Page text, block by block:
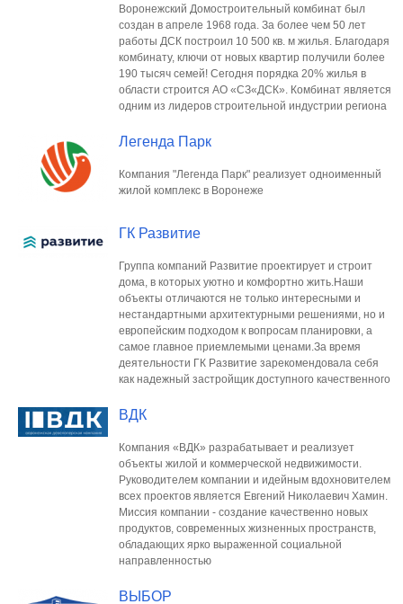
Воронежский Домостроительный комбинат был
создан в апреле 1968 года. За более чем 50 лет
работы ДСК построил 10 500 кв. м жилья. Благодаря
комбинату, ключи от новых квартир получили более
190 тысяч семей! Сегодня порядка 20% жилья в
области строится АО «СЗ«ДСК». Комбинат является
одним из лидеров строительной индустрии региона
Легенда Парк
Компания "Легенда Парк" реализует одноименный
жилой комплекс в Воронеже
ГК Развитие
Группа компаний Развитие проектирует и строит
дома, в которых уютно и комфортно жить.Наши
объекты отличаются не только интересными и
нестандартными архитектурными решениями, но и
европейским подходом к вопросам планировки, а
самое главное приемлемыми ценами.За время
деятельности ГК Развитие зарекомендовала себя
как надежный застройщик доступного качественного
ВДК
Компания «ВДК» разрабатывает и реализует
объекты жилой и коммерческой недвижимости.
Руководителем компании и идейным вдохновителем
всех проектов является Евгений Николаевич Хамин.
Миссия компании - создание качественно новых
продуктов, современных жизненных пространств,
обладающих ярко выраженной социальной
направленностью
ВЫБОР